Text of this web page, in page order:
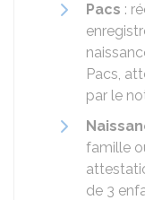
Pacs :
Pacs,
par le
famille
de 3